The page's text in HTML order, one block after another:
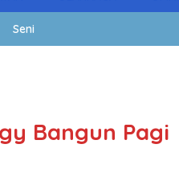
Seni
Bangun Pagi